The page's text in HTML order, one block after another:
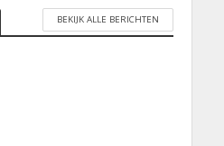
BEKIJK ALLE BERICHTEN